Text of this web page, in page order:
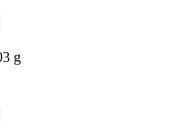
g